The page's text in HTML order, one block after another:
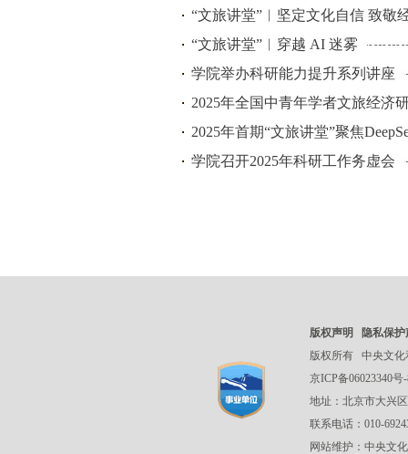
“文旅讲堂”︱坚定文化自信 致敬
“文旅讲堂”︱穿越 AI 迷雾
学院举办科研能力提升系列讲座
2025年全国中青年学者文旅经济
2025年首期“文旅讲堂”聚焦
学院召开2025年科研工作务虚会
版权声明
隐私保
版权所有
中央文化
京ICP备06023340号
地址：北京市大兴
联系电话：010-
网站维护：中央文